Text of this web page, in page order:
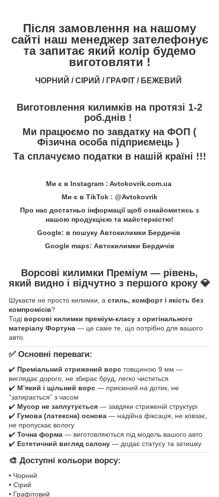
Після замовлення на нашому
сайті наш менеджер зателефонує
та запитає який колір будемо
виготовляти !
ЧОРНИЙ / СІРИЙ / ГРАФІТ / БЕЖЕВИЙ
Виготовлення килимків на протязі 1-2
роб.днів !
Ми працюємо по завдатку на ФОП (
Фізична особа підприємець )
Та сплачуємо податки в нашій країні !!!
Ми є в Instagram : Avtokovrik.com.ua
Ми є в TikTok : @Avtokovrik
Про нас достатньо інформації щоб ознайомитись з
нашою продукцією та майстерністю!
Google: в пошуку Автокилимки Бердичів
Google maps: Автокилимки Бердичів
Ворсові килимки Преміум — рівень,
який видно і відчутно з першого кроку 💎
Шукаєте не просто килимки, а стиль, комфорт і якість без
компромісів?
Тоді ворсові килимки преміум-класу з оригінального
матеріалу Фортуна — це саме те, що потрібно для вашого
авто.
✅ Основні переваги:
✔️ Преміальний стрижений ворс товщиною 9 мм —
виглядає дорого, не збирає бруд, легко чиститься
✔️ М’який і щільний ворс — приємний на дотик, не
“затирається” з часом
✔️ Мусор не заплутується — завдяки стриженій структурі
✔️ Гумова (латексна) основа — надійна фіксація, не ковзає,
не пропускає вологу
✔️ Точна форма — виготовляються під модель вашого авто
✔️ Естетичний вигляд салону — додає статусу та затишку
🎨 Доступні кольори ворсу:
• Чорний
• Сірий
• Графітовий